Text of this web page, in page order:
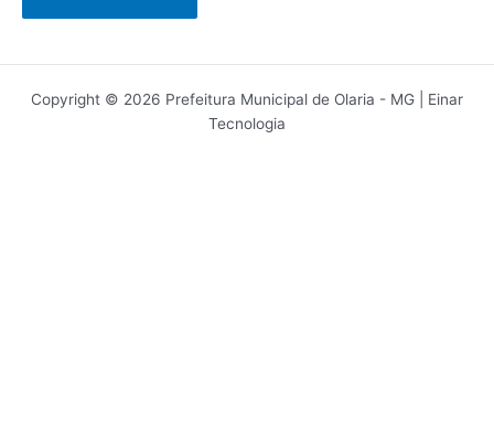
Copyright © 2026 Prefeitura Municipal de Olaria - MG | Einar
Tecnologia